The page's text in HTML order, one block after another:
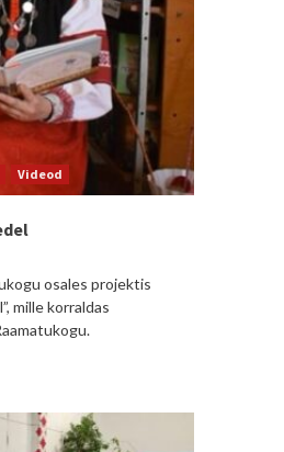
Videod
osales projektis
mille korraldas